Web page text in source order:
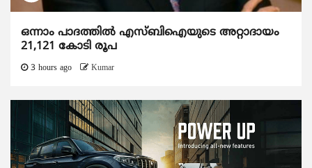
ഒന്നാം പാദത്തിൽ എസ്ബിഐയുടെ അറ്റാദായം
21,121 കോടി രൂപ
3 hours ago Kumar